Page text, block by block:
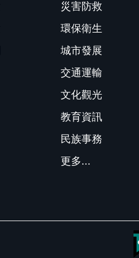
災害防救
環保衛生
城市發展
交通運輸
文化觀光
教育資訊
民族事務
更多...